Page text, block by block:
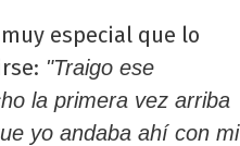
especial que lo
"Traigo ese
la primera vez arriba
yo andaba ahí con mi